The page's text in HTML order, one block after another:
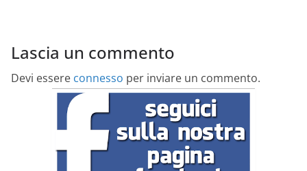
Lascia un commento
Devi essere connesso per inviare un commento.